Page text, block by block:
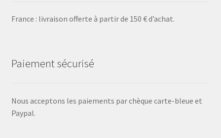
France : livraison offerte à partir de 150 € d’achat.
Paiement sécurisé
Nous acceptons les paiements par chèque carte-bleue et
Paypal.